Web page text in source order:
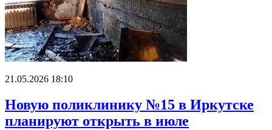
21.05.2026 18:10
Новую поликлинику №15 в Иркутске
планируют открыть в июле